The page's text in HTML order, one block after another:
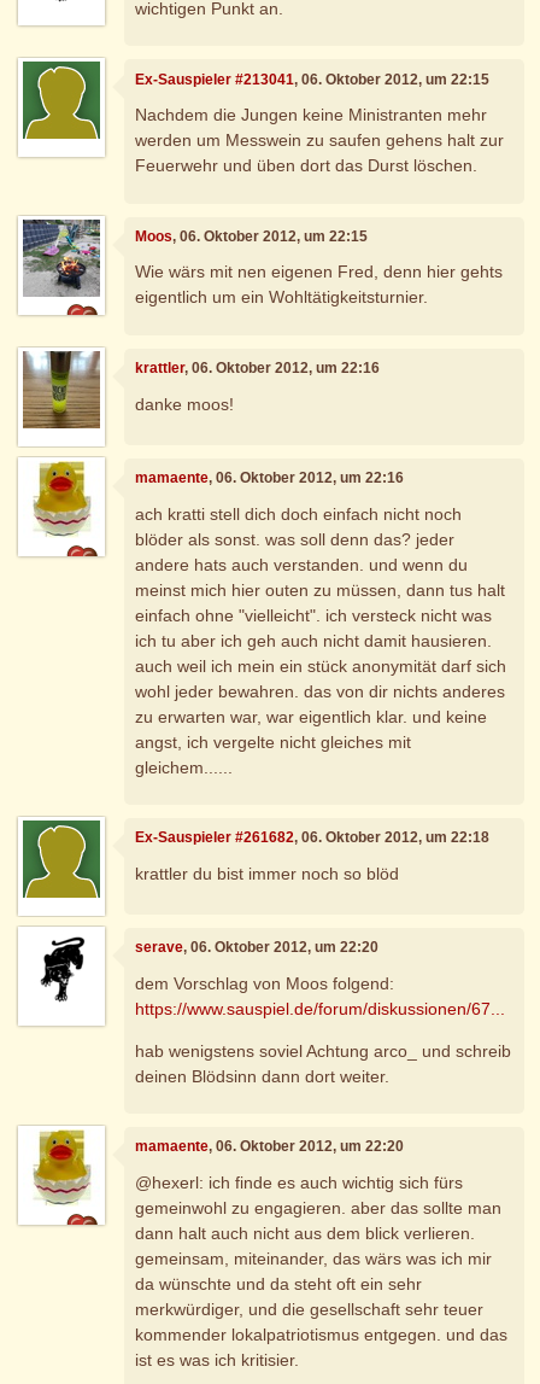
wichtigen Punkt an.
Ex-Sauspieler #213041, 06. Oktober 2012, um 22:15
Nachdem die Jungen keine Ministranten mehr
werden um Messwein zu saufen gehens halt zur
Feuerwehr und üben dort das Durst löschen.
Moos, 06. Oktober 2012, um 22:15
Wie wärs mit nen eigenen Fred, denn hier gehts
eigentlich um ein Wohltätigkeitsturnier.
krattler, 06. Oktober 2012, um 22:16
danke moos!
mamaente, 06. Oktober 2012, um 22:16
ach kratti stell dich doch einfach nicht noch
blöder als sonst. was soll denn das? jeder
andere hats auch verstanden. und wenn du
meinst mich hier outen zu müssen, dann tus halt
einfach ohne "vielleicht". ich versteck nicht was
ich tu aber ich geh auch nicht damit hausieren.
auch weil ich mein ein stück anonymität darf sich
wohl jeder bewahren. das von dir nichts anderes
zu erwarten war, war eigentlich klar. und keine
angst, ich vergelte nicht gleiches mit
gleichem......
Ex-Sauspieler #261682, 06. Oktober 2012, um 22:18
krattler du bist immer noch so blöd
serave, 06. Oktober 2012, um 22:20
dem Vorschlag von Moos folgend:
https://www.sauspiel.de/forum/diskussionen/67...
hab wenigstens soviel Achtung arco_ und schreib
deinen Blödsinn dann dort weiter.
mamaente, 06. Oktober 2012, um 22:20
@hexerl: ich finde es auch wichtig sich fürs
gemeinwohl zu engagieren. aber das sollte man
dann halt auch nicht aus dem blick verlieren.
gemeinsam, miteinander, das wärs was ich mir
da wünschte und da steht oft ein sehr
merkwürdiger, und die gesellschaft sehr teuer
kommender lokalpatriotismus entgegen. und das
ist es was ich kritisier.